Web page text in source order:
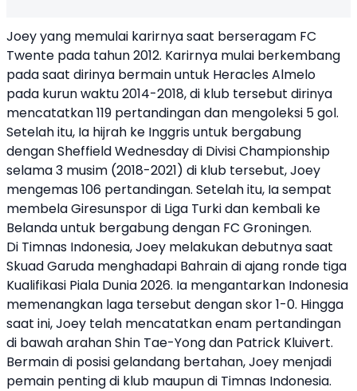
Joey yang memulai karirnya saat berseragam FC
Twente pada tahun 2012. Karirnya mulai berkembang
pada saat dirinya bermain untuk Heracles Almelo
pada kurun waktu 2014-2018, di klub tersebut dirinya
mencatatkan 119 pertandingan dan mengoleksi 5 gol.
Setelah itu, Ia hijrah ke Inggris untuk bergabung
dengan Sheffield Wednesday di Divisi Championship
selama 3 musim (2018-2021) di klub tersebut, Joey
mengemas 106 pertandingan. Setelah itu, Ia sempat
membela Giresunspor di Liga Turki dan kembali ke
Belanda untuk bergabung dengan FC Groningen.
Di Timnas Indonesia, Joey melakukan debutnya saat
Skuad Garuda menghadapi Bahrain di ajang ronde tiga
Kualifikasi Piala Dunia 2026. Ia mengantarkan Indonesia
memenangkan laga tersebut dengan skor 1-0. Hingga
saat ini, Joey telah mencatatkan enam pertandingan
di bawah arahan Shin Tae-Yong dan Patrick Kluivert.
Bermain di posisi gelandang bertahan, Joey menjadi
pemain penting di klub maupun di Timnas Indonesia.